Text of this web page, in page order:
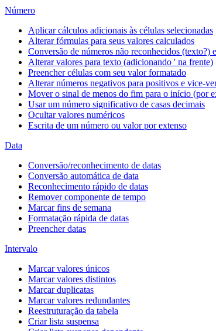
Número
Aplicar cálculos adicionais às células selecionadas
Alterar fórmulas para seus valores calculados
Conversão de números não reconhecidos (texto?)
Alterar valores para texto (adicionando ' na frente)
Preencher células com seu valor formatado
Alterar números negativos para positivos e vice-
Mover o sinal de menos do fim para o início (por
Usar um número significativo de casas decimais
Ocultar valores numéricos
Escrita de um número ou valor por extenso
Data
Conversão/reconhecimento de datas
Conversão automática de data
Reconhecimento rápido de datas
Remover componente de tempo
Marcar fins de semana
Formatação rápida de datas
Preencher datas
Intervalo
Marcar valores únicos
Marcar valores distintos
Marcar duplicatas
Marcar valores redundantes
Reestruturação da tabela
Criar lista suspensa